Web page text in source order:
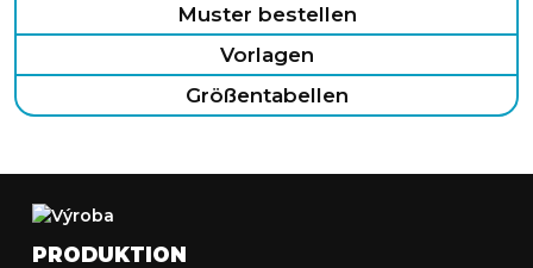
Muster bestellen
Vorlagen
Größentabellen
PRODUKTION